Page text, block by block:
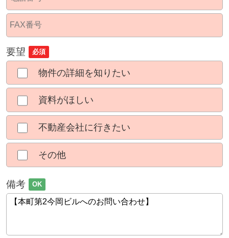
要望 必須
物件の詳細を知りたい
資料がほしい
不動産会社に行きたい
その他
備考 OK